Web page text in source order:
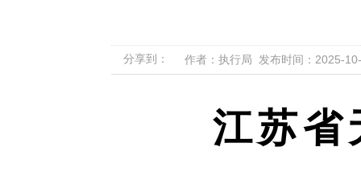
分享到： 作者：执行局 发布时间：2025-
江苏省